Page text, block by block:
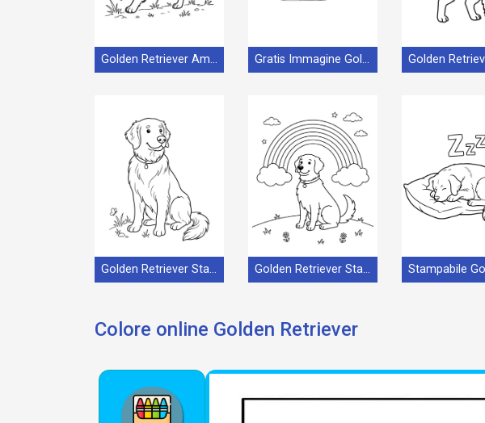
Golden Retriever Amichevole Gratis Immagine Golden Retriever
Golden Retriever Stampabile Golden Retriever Stampabile per Piccoli
Colore online Golden Retriever